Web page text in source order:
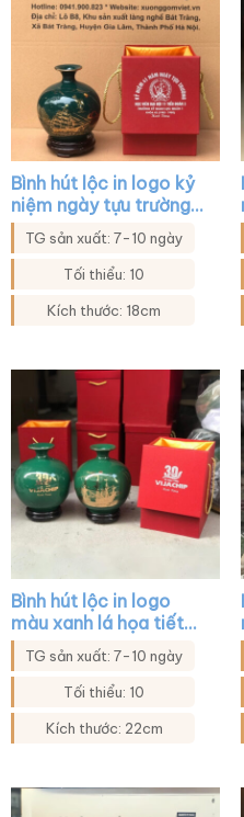
Bình hút lộc in logo kỷ
niệm ngày tựu trường
màu xanh lá họa tiết
thuận buồm xuôi gió
XG-BHL33
TG sản xuất: 7-10 ngày
Tối thiểu: 10
Kích thước: 18cm
Bình hút lộc in logo
màu xanh lá họa tiết
thuyền buồm xuôi gió
XG-BHL04
TG sản xuất: 7-10 ngày
Tối thiểu: 10
Kích thước: 22cm